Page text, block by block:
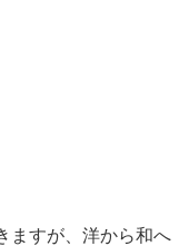
ますが、洋から和へ